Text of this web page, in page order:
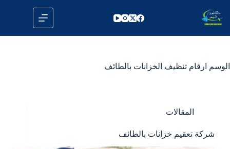
إلى
المحتوى
الوسم ارقام تنظيف الخزانات بالطائف
المقالات
شركة تعقيم خزانات بالطائف